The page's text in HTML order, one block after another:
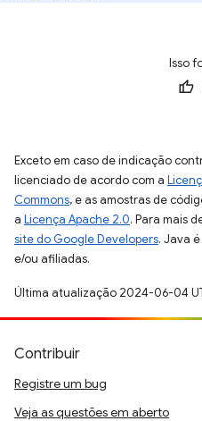
Isso
Exceto em caso de indicação
licenciado de acordo com a
Commons, e as amostras de
a Licença Apache 2.0. Para mais
site do Google Developers. Java
e/ou afiliadas.
Última atualização 2024-06-04
Contribuir
Registre um bug
Veja as questões em aberto